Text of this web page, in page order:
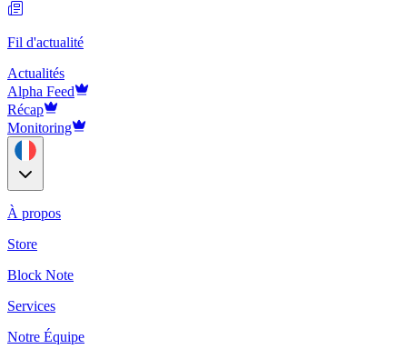
Fil d'actualité
Actualités
Alpha Feed
Récap
Monitoring
À propos
Store
Block Note
Services
Notre Équipe